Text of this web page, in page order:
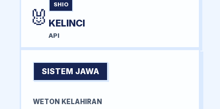
🐰
SHIO
KELINCI
API
SISTEM JAWA
WETON KELAHIRAN